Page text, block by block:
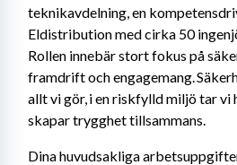
teknikavdelning, en
Eldistribution med cirka 50
Rollen innebär stort fokus på
framdrift och engagemang.
allt vi gör, i en riskfylld miljö tar vi
skapar trygghet tillsammans.
Dina huvudsakliga